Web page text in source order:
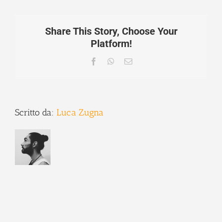
Share This Story, Choose Your
Platform!
FacebookWhatsApp
Email
Scritto da: Luca Zugna